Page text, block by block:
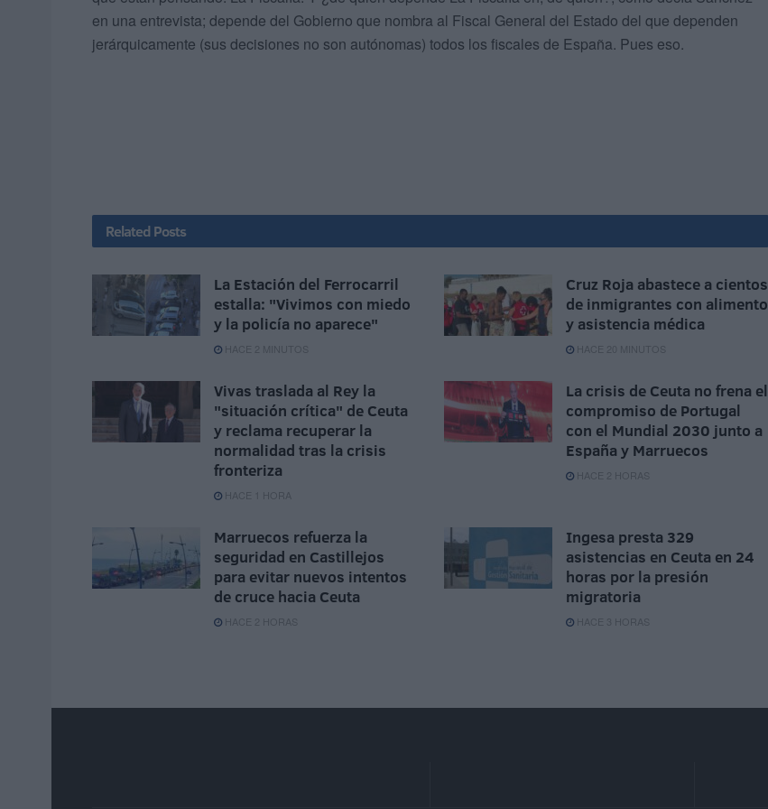
en una entrevista; depende del Gobierno que nombra al Fiscal General del Estado del que dependen
jerárquicamente (sus decisiones no son autónomas) todos los fiscales de España. Pues eso.
Related Posts
La Estación del Ferrocarril
estalla: "Vivimos con miedo
y la policía no aparece"
HACE 2 MINUTOS
Cruz Roja abastece a cientos
de inmigrantes con alimento
y asistencia médica
HACE 20 MINUTOS
Vivas traslada al Rey la
"situación crítica" de Ceuta
y reclama recuperar la
normalidad tras la crisis
fronteriza
HACE 1 HORA
La crisis de Ceuta no frena el
compromiso de Portugal
con el Mundial 2030 junto a
España y Marruecos
HACE 2 HORAS
Marruecos refuerza la
seguridad en Castillejos
para evitar nuevos intentos
de cruce hacia Ceuta
HACE 2 HORAS
Ingesa presta 329
asistencias en Ceuta en 24
horas por la presión
migratoria
HACE 3 HORAS